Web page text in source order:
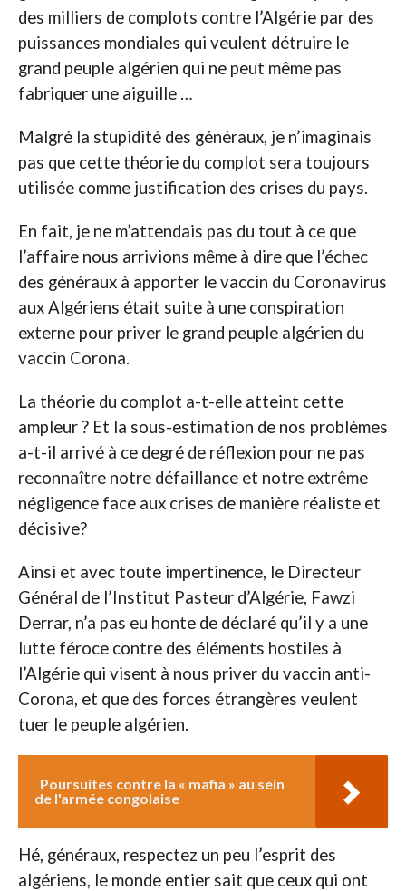
des milliers de complots contre l’Algérie par des
puissances mondiales qui veulent détruire le
grand peuple algérien qui ne peut même pas
fabriquer une aiguille …
Malgré la stupidité des généraux, je n’imaginais
pas que cette théorie du complot sera toujours
utilisée comme justification des crises du pays.
En fait, je ne m’attendais pas du tout à ce que
l’affaire nous arrivions même à dire que l’échec
des généraux à apporter le vaccin du Coronavirus
aux Algériens était suite à une conspiration
externe pour priver le grand peuple algérien du
vaccin Corona.
La théorie du complot a-t-elle atteint cette
ampleur ? Et la sous-estimation de nos problèmes
a-t-il arrivé à ce degré de réflexion pour ne pas
reconnaître notre défaillance et notre extrême
négligence face aux crises de manière réaliste et
décisive?
Ainsi et avec toute impertinence, le Directeur
Général de l’Institut Pasteur d’Algérie, Fawzi
Derrar, n’a pas eu honte de déclaré qu’il y a une
lutte féroce contre des éléments hostiles à
l’Algérie qui visent à nous priver du vaccin anti-
Corona, et que des forces étrangères veulent
tuer le peuple algérien.
Poursuites contre la « mafia » au sein
de l'armée congolaise
Hé, généraux, respectez un peu l’esprit des
algériens, le monde entier sait que ceux qui ont